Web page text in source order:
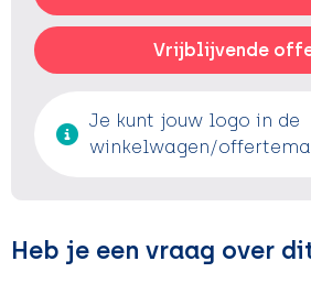
Vrijblijvende
Je kunt jouw logo in de
winkelwagen/
Heb je een vraag over